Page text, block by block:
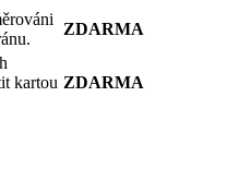
ZDARMA
kartou ZDARMA